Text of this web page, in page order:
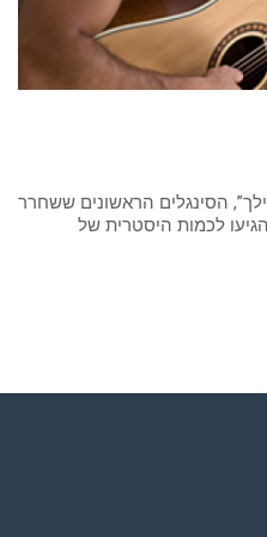
הסינגלים הראשונים ששחרר
לכמות היסטרית של